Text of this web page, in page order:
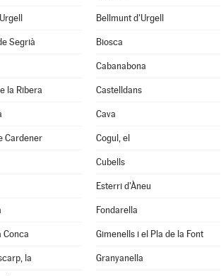
Bellmunt d'Urgell
Segrià Biosca
Cabanabona
la Ribera Castelldans
Cava
Cardener Cogul, el
Cubells
Esterri d'Àneu
Fondarella
Conca Gimenells i el Pla de la Font
la Granyanella